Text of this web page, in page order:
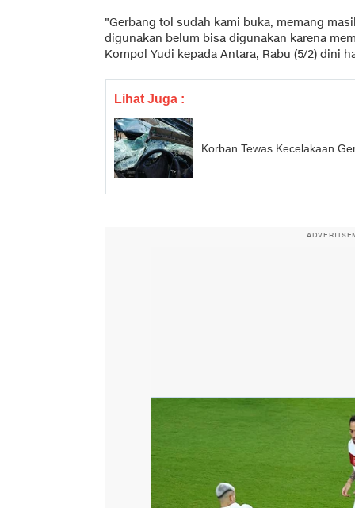
"Gerbang tol sudah kami buka, memang
digunakan belum bisa digunakan karena
Kompol Yudi kepada Antara, Rabu (5/2) dini
Lihat Juga :
Korban Tewas Kecelakaan